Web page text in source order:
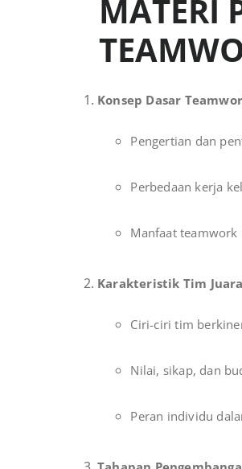
MATERI
Konsep Dasar
Pengertian dan
Perbedaan kerja
Manfaat
Karakteristik Tim
Ciri-ciri tim
Nilai, sikap, dan
Peran individu